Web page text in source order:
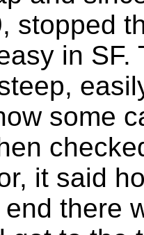
stopped
in SF.
some
it said
there